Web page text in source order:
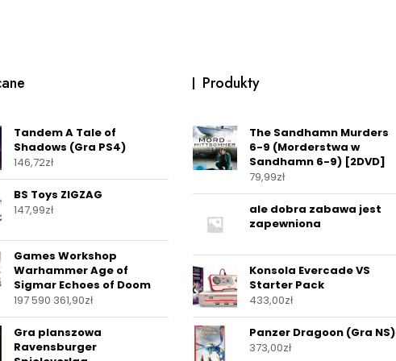
Tandem A Tale of
Shadows (Gra PS4)
146,72zł
BS Toys ZIGZAG
147,99zł
Games Workshop
Warhammer Age of
Sigmar Echoes of Doom
197 590 361,90zł
Gra planszowa
Ravensburger
Produkty
The Sandhamn Murders
6-9 (Morderstwa w
Sandhamn 6-9) [2DVD]
79,99zł
ale dobra zabawa jest
zapewniona
Konsola Evercade VS
Starter Pack
433,00zł
Panzer Dragoon (Gra NS)
373,00zł